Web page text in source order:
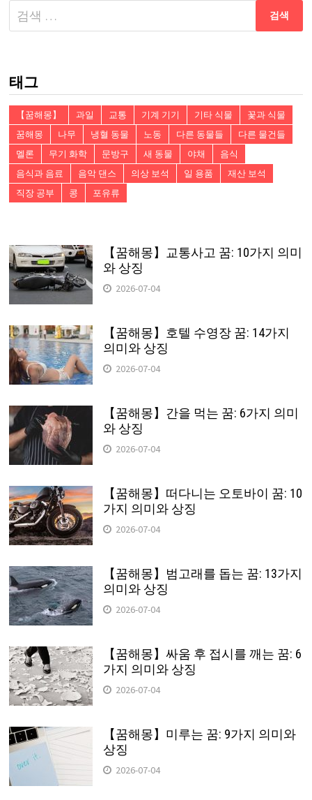
다
음
태그
【꿈해몽】 과일 교통 기계 기기 기타 식물
꽃과 식물
꿈해몽
나무 냉혈 동물 노동 다른 동물들
다른 물건들
멜론
무기 화학 문방구 새 동물 야채
음식
음식과 음료
음악 댄스 의상 보석 일 용품
재산 보석
직장 공부
콩 포유류
【꿈해몽】교통사고 꿈: 10가지 의미
와 상징
2026-07-04
【꿈해몽】호텔 수영장 꿈: 14가지
의미와 상징
2026-07-04
【꿈해몽】간을 먹는 꿈: 6가지 의미
와 상징
2026-07-04
【꿈해몽】떠다니는 오토바이 꿈: 10
가지 의미와 상징
2026-07-04
【꿈해몽】범고래를 돕는 꿈: 13가지
의미와 상징
2026-07-04
【꿈해몽】싸움 후 접시를 깨는 꿈: 6
가지 의미와 상징
2026-07-04
【꿈해몽】미루는 꿈: 9가지 의미와
상징
2026-07-04